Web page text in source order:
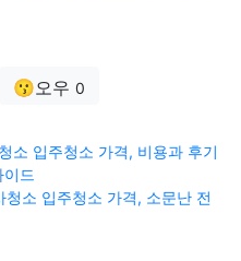
😗오우 0
소 입주청소 가격, 비용과 후기
드
소 입주청소 가격, 소문난 전